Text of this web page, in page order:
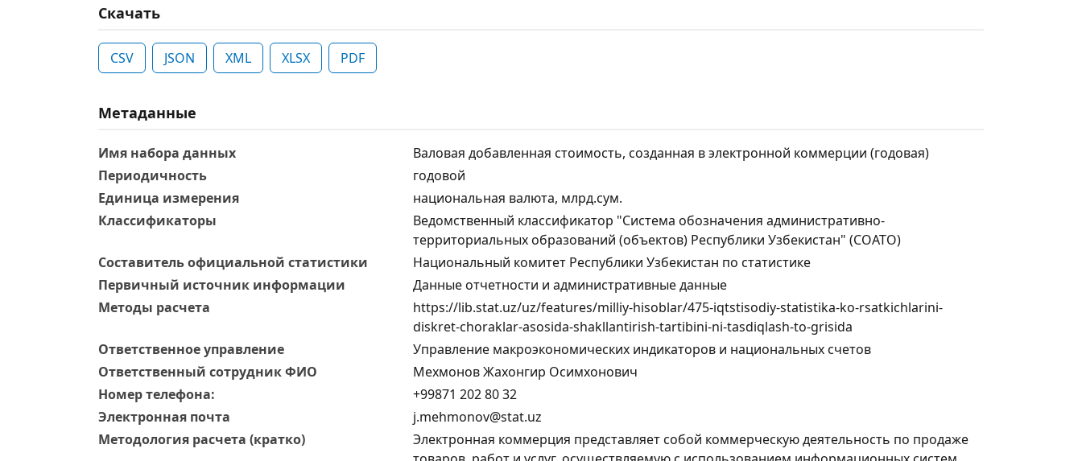
Скачать
CSV JSON XML XLSX PDF
Метаданные
Имя набора данных
Валовая добавленная стоимость, созданная в электронной коммерции (годовая)
Периодичность
годовой
Единица измерения
национальная валюта, млрд.сум.
Классификаторы
Ведомственный классификатор "Система обозначения административно-
территориальных образований (объектов) Республики Узбекистан" (СОАТО)
Составитель официальной статистики
Национальный комитет Республики Узбекистан по статистике
Первичный источник информации
Данные отчетности и административные данные
Методы расчета
https://lib.stat.uz/uz/features/milliy-hisoblar/475-iqtstisodiy-statistika-ko-rsatkichlarini-
diskret-choraklar-asosida-shakllantirish-tartibini-ni-tasdiqlash-to-grisida
Ответственное управление
Управление макроэкономических индикаторов и национальных счетов
Oтветственный сотрудник ФИО
Мехмонов Жахонгир Осимхонович
Номер телефона:
+99871 202 80 32
Электронная почта
j.mehmonov@stat.uz
Методология расчета (кратко)
Электронная коммерция представляет собой коммерческую деятельность по продаже